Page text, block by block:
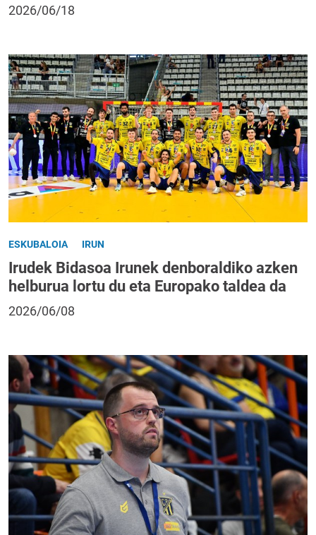
2026/06/18
ESKUBALOIA IRUN
Irudek Bidasoa Irunek denboraldiko azken
helburua lortu du eta Europako taldea da
2026/06/08